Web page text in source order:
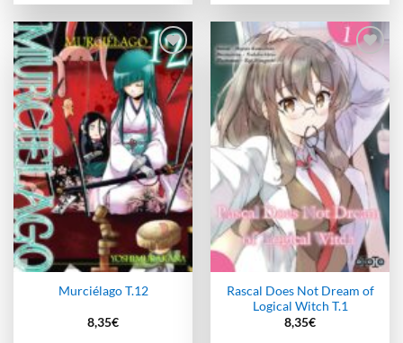
Ajouter
à la
wishlist
Murciélago T.12
8,35€
Ajouter
à la
wishlist
Rascal Does Not Dream of
Logical Witch T.1
8,35€